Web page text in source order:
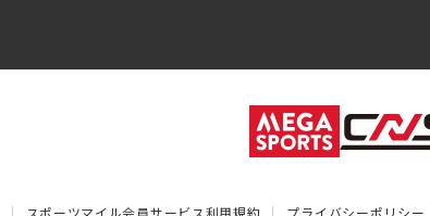
スポーツマイル会員サービス利用規約 プライバシーポリシー